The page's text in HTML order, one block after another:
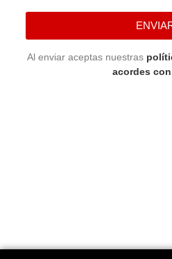
Al enviar aceptas nuestras
acordes